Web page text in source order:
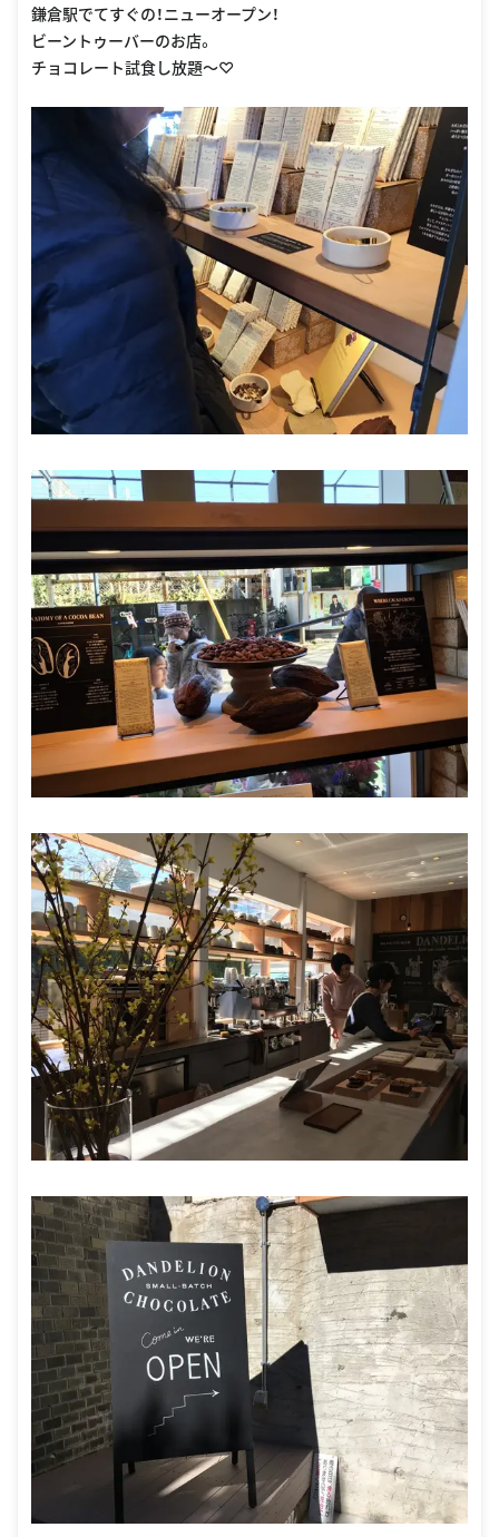
鎌倉駅でてすぐの！ニューオープン！
ビーントゥーバーのお店。
チョコレート試食し放題〜♡